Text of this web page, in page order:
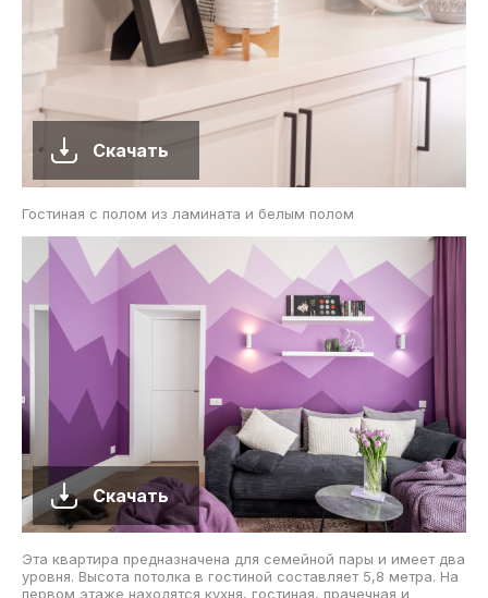
Скачать
Гостиная с полом из ламината и белым полом
Скачать
Эта квартира предназначена для семейной пары и имеет два
уровня. Высота потолка в гостиной составляет 5,8 метра. На
первом этаже находятся кухня, гостиная, прачечная и